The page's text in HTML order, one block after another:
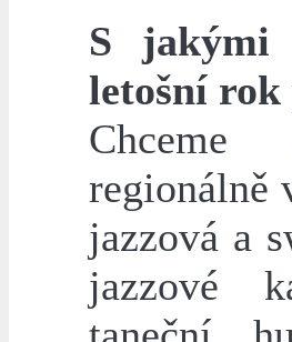
S jakými
letošní rok
Chceme
regionálně
jazzová a
jazzové